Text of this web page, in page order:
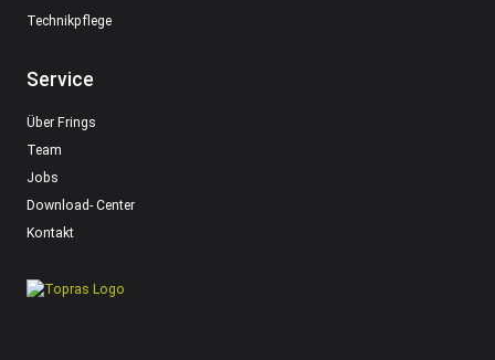
Technikpflege
Service
Über Frings
Team
Jobs
Download- Center
Kontakt